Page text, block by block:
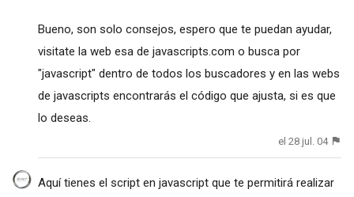
Bueno, son solo consejos, espero que te puedan ayudar,
visitate la web esa de javascripts.com o busca por
"javascript" dentro de todos los buscadores y en las webs
de javascripts encontrarás el código que ajusta, si es que
lo deseas.
el 28 jul. 04
Aquí tienes el script en javascript que te permitirá realizar